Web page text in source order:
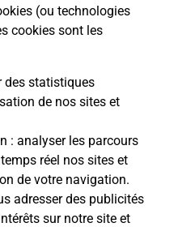
(ou technologies
cookies sont les
des statistiques
de nos sites et
: analyser les parcours
réel nos sites et
de votre navigation.
adresser des publicités
sur notre site et